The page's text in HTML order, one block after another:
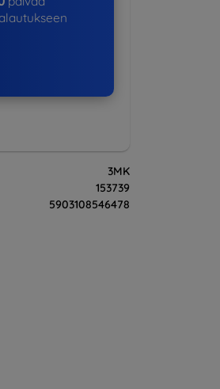
3MK
153739
5903108546478